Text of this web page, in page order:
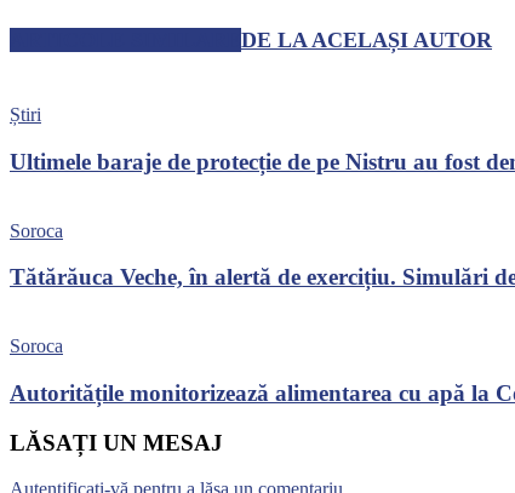
DE LA ACELAȘI AUTOR
Știri
Ultimele baraje de protecție de pe Nistru au fost
Soroca
Tătărăuca Veche, în alertă de exercițiu. Simulări
Soroca
Autoritățile monitorizează alimentarea cu apă la
LĂSAȚI UN MESAJ